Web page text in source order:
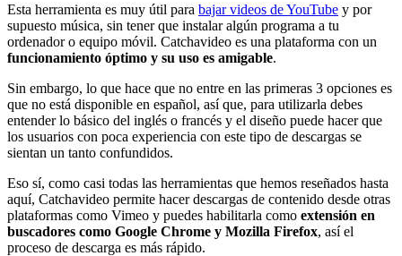
Esta herramienta es muy útil para bajar videos de YouTube y por
supuesto música, sin tener que instalar algún programa a tu
ordenador o equipo móvil. Catchavideo es una plataforma con un
funcionamiento óptimo y su uso es amigable.
Sin embargo, lo que hace que no entre en las primeras 3 opciones es
que no está disponible en español, así que, para utilizarla debes
entender lo básico del inglés o francés y el diseño puede hacer que
los usuarios con poca experiencia con este tipo de descargas se
sientan un tanto confundidos.
Eso sí, como casi todas las herramientas que hemos reseñados hasta
aquí, Catchavideo permite hacer descargas de contenido desde otras
plataformas como Vimeo y puedes habilitarla como extensión en
buscadores como Google Chrome y Mozilla Firefox, así el
proceso de descarga es más rápido.